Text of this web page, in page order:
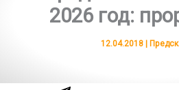
2026 год:
12.04.2018 |